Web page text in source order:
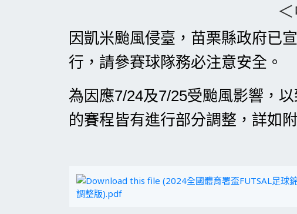
因凱米颱風侵臺，苗栗縣政府已
行，請參賽球隊務必注意安全。
為因應7/24及7/25受颱風影響 ，
的賽程皆有進行部分調整，詳如
調整版).pdf